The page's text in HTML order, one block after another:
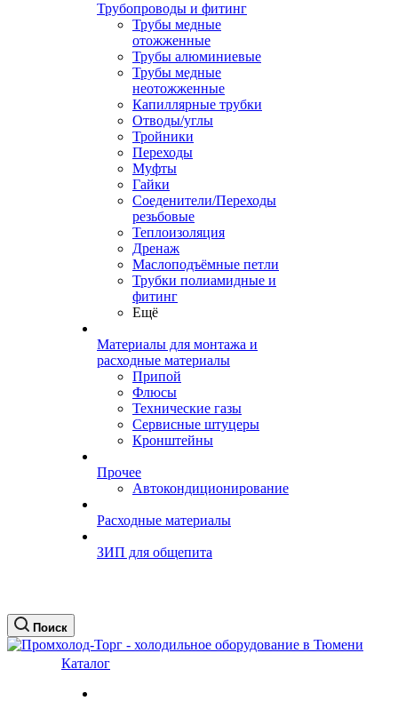
Трубопроводы и фитинг
Трубы медные
отожженные
Трубы алюминиевые
Трубы медные
неотожженные
Капиллярные трубки
Отводы/углы
Тройники
Переходы
Муфты
Гайки
Соеденители/Переходы
резьбовые
Теплоизоляция
Дренаж
Маслоподъёмные петли
Трубки полиамидные и
фитинг
Ещё
Материалы для монтажа и
расходные материалы
Припой
Флюсы
Технические газы
Сервисные штуцеры
Кронштейны
Прочее
Автокондиционирование
Расходные материалы
ЗИП для общепита
Поиск
Каталог